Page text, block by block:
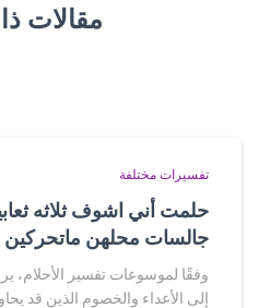
مقالات
تفسيرات مختلفة
حلمت أني اشوف ثلاثه
جالسات محلهن ماتحركين
وفقًا لموسوعات تفسير الأحلام،
إلى الأعداء والخصوم الذين قد